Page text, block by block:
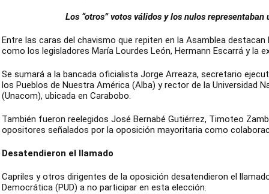
Los “otros” votos válidos y los nulos representaban
Entre las caras del chavismo que repiten en la Asamblea destacan
como los legisladores María Lourdes León, Hermann Escarrá y la
Se sumará a la bancada oficialista Jorge Arreaza, secretario
los Pueblos de Nuestra América (Alba) y rector de la Universidad
(Unacom), ubicada en Carabobo.
También fueron reelegidos José Bernabé Gutiérrez, Timoteo
opositores señalados por la oposición mayoritaria como
Desatendieron el llamado
Capriles y otros dirigentes de la oposición desatendieron el
Democrática (PUD) a no participar en esta elección.